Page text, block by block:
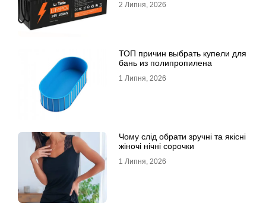
2 Липня, 2026
ТОП причин выбрать купели для
бань из полипропилена
1 Липня, 2026
Чому слід обрати зручні та якісні
жіночі нічні сорочки
1 Липня, 2026